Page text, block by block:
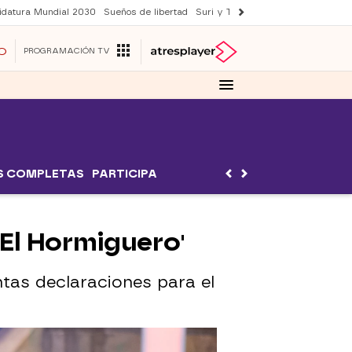
Mundial 2030 Sueños de libertad Suri y Tom Cruise
PROGRAMACIÓN TV
COMPLETAS PARTICIPA
Hormiguero'
declaraciones para el
voy a retirarme invicto"